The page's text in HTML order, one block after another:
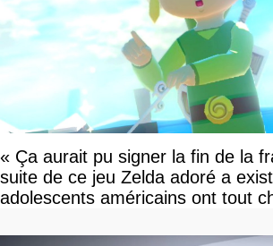
« Ça aurait pu signer la fin de la
suite de ce jeu Zelda adoré a
adolescents américains ont tout